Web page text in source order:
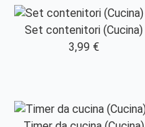
Set contenitori (Cucina)
3,99 €